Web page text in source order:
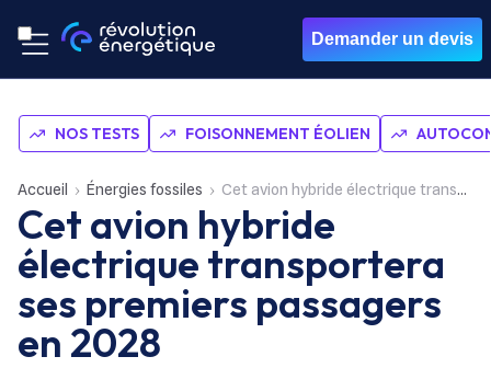
Demander un devis
NOS TESTS FOISONNEMENT ÉOLIEN
Accueil Énergies fossiles Cet avion hybride électrique transportera ses premiers passagers en 2028
Cet avion hybride
électrique transportera
ses premiers passagers
en 2028